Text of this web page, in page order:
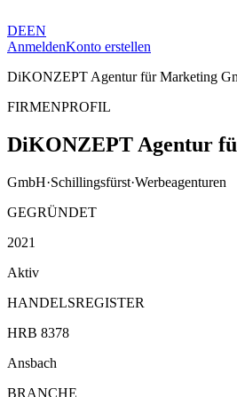
DEEN
AnmeldenKonto erstellen
DiKONZEPT Agentur für Marketing
FIRMENPROFIL
DiKONZEPT Agentur
GmbH·Schillingsfürst·Werbeagenturen
GEGRÜNDET
2021
Aktiv
HANDELSREGISTER
HRB 8378
Ansbach
BRANCHE